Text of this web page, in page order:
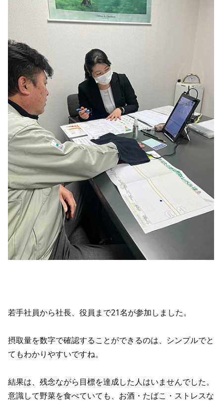
若手社員から社長、役員まで21名が参加しました。
摂取量を数字で確認することができるのは、シンプルでと
てもわかりやすいですね。
結果は、残念ながら目標を達成した人はいませんでした。
意識して野菜を食べていても、お酒・たばこ・ストレスな